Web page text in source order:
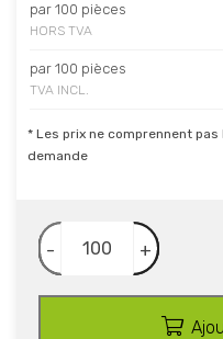
par 100 pièces
HORS TVA
par 100 pièces
TVA INCL.
* Les prix ne comprennent
demande
- +